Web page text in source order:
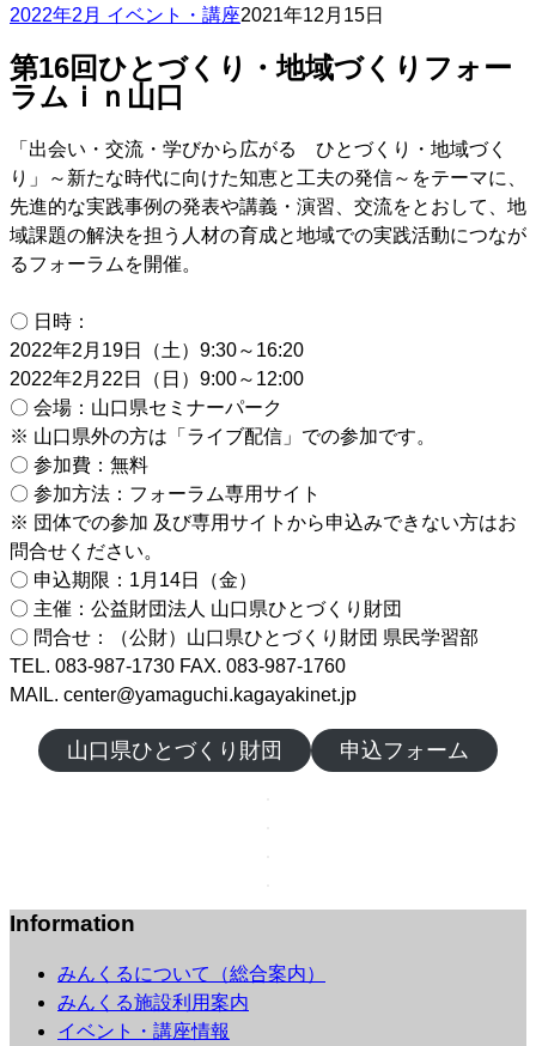
2022年2月 イベント・講座2021年12月15日
第16回ひとづくり・地域づくりフォー
ラムｉｎ山口
「出会い・交流・学びから広がる ひとづくり・地域づく
り」～新たな時代に向けた知恵と工夫の発信～をテーマに、
先進的な実践事例の発表や講義・演習、交流をとおして、地
域課題の解決を担う人材の育成と地域での実践活動につなが
るフォーラムを開催。
〇 日時：
2022年2月19日（土）9:30～16:20
2022年2月22日（日）9:00～12:00
〇 会場：山口県セミナーパーク
※ 山口県外の方は「ライブ配信」での参加です。
〇 参加費：無料
〇 参加方法：フォーラム専用サイト
※ 団体での参加 及び専用サイトから申込みできない方はお
問合せください。
〇 申込期限：1月14日（金）
〇 主催：公益財団法人 山口県ひとづくり財団
〇 問合せ：（公財）山口県ひとづくり財団 県民学習部
TEL. 083-987-1730 FAX. 083-987-1760
MAIL. center@yamaguchi.kagayakinet.jp
山口県ひとづくり財団 申込フォーム
Information
みんくるについて（総合案内）
みんくる施設利用案内
イベント・講座情報